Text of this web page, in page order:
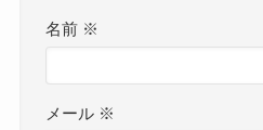
名前 ※
メール ※